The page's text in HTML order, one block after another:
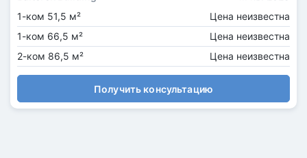
1-ком 51,5 м²
Цена неизвестна
1-ком 66,5 м²
Цена неизвестна
2-ком 86,5 м²
Цена неизвестна
Получить консультацию